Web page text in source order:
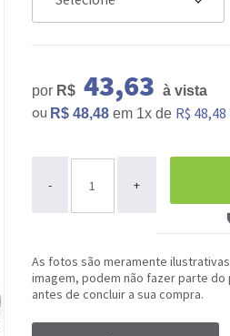
por R$ 43,63 à vista
R$ 48,48 em 1x de R$
ou
- +
As fotos são meramente
imagem, podem não fazer parte
antes de concluir a sua compra.